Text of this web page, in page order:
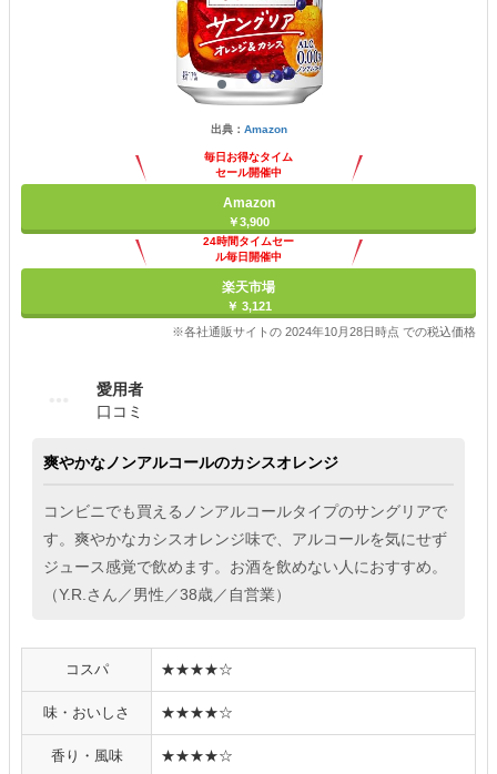
出典： Amazon
毎日お得なタイム
セール開催中
Amazon
￥3,900
24時間タイムセー
ル毎日開催中
楽天市場
￥ 3,121
※各社通販サイトの 2024年10月28日時点 での税込価格
愛用者
口コミ
爽やかなノンアルコールのカシスオレンジ
コンビニでも買えるノンアルコールタイプのサングリアで
す。爽やかなカシスオレンジ味で、アルコールを気にせず
ジュース感覚で飲めます。お酒を飲めない人におすすめ。
（Y.R.さん／男性／38歳／自営業）
コスパ ★★★★☆
味・おいしさ ★★★★☆
香り・風味 ★★★★☆